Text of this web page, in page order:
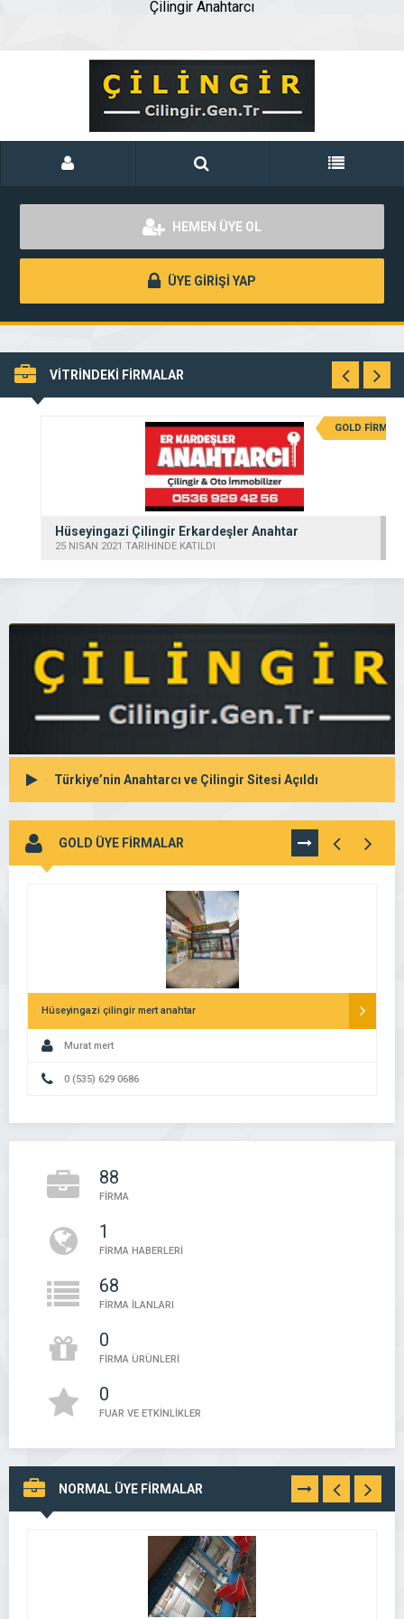
Çilingir Anahtarcı
HEMEN ÜYE OL
ÜYE GİRİŞİ YAP
VİTRİNDEKİ FİRMALAR
GOLD FİRMA
Hüseyingazi Çilingir Erkardeşler Anahtar
25 NISAN 2021 TARİHİNDE KATILDI
Türkiye’nin Anahtarcı ve Çilingir Sitesi Açıldı
GOLD ÜYE FİRMALAR TÜMÜNÜ
GÖR
Hüseyingazi çilingir mert anahtar
Murat mert
0 (535) 629 0686
88
FİRMA
1
FİRMA HABERLERİ
68
FİRMA İLANLARI
0
FİRMA ÜRÜNLERİ
0
FUAR VE ETKİNLİKLER
NORMAL ÜYE FİRMALAR TÜMÜNÜ
GÖR